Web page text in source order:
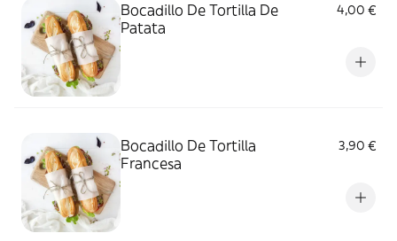
Bocadillo De Tortilla De
Patata
4,00 €
Bocadillo De Tortilla
Francesa
3,90 €